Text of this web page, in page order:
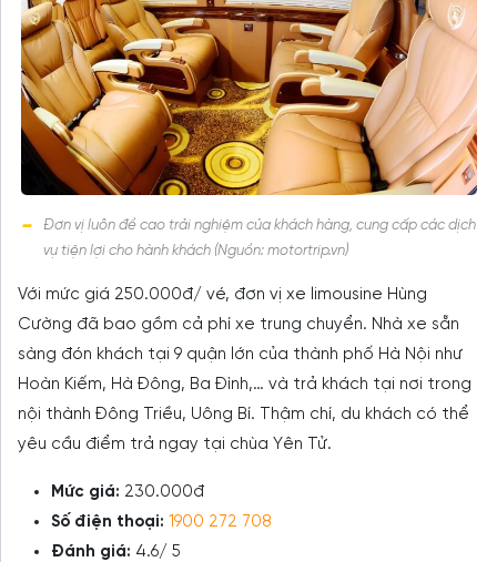
Đơn vị luôn đề cao trải nghiệm của khách hàng, cung cấp các dịch
vụ tiện lợi cho hành khách (Nguồn: motortrip.vn)
Với mức giá 250.000đ/ vé, đơn vị xe limousine Hùng
Cường đã bao gồm cả phí xe trung chuyển. Nhà xe sẵn
sàng đón khách tại 9 quận lớn của thành phố Hà Nội như
Hoàn Kiếm, Hà Đông, Ba Đình,… và trả khách tại nơi trong
nội thành Đông Triều, Uông Bí. Thậm chí, du khách có thể
yêu cầu điểm trả ngay tại chùa Yên Tử.
Mức giá: 230.000đ
Số điện thoại: 1900 272 708
Đánh giá: 4.6/ 5